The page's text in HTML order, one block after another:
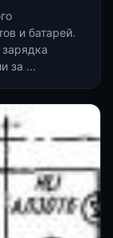
и батарей.
за ...